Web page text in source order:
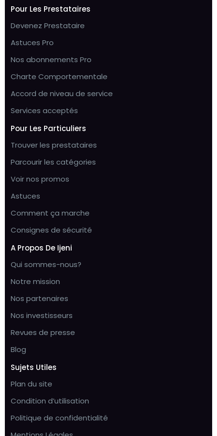
Pour Les Prestataires
Devenez Prestataire
Astuces Pro
Nos abonnements Pro
Charte Comportementale
Accord de niveau de service
Services acceptés
Pour Les Particuliers
Trouver les prestataires
Parcourir les catégories
Voir nos promos
Astuces
Comment ça marche
Consignes de sécurité
A Propos De Ijeni
Qui sommes-nous?
Notre mission
Nos partenaires
Nos investisseurs
Revues de presse
Blog
Sujets Utiles
Plan du site
Condition d’utilisation
Politique de confidentialité